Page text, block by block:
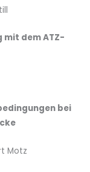
dem ATZ-
bei
Motz